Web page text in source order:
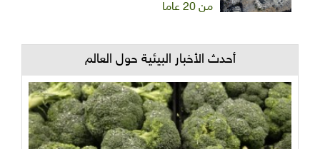
من 20 عاما
أحدث الأخبار البيئية حول العالم